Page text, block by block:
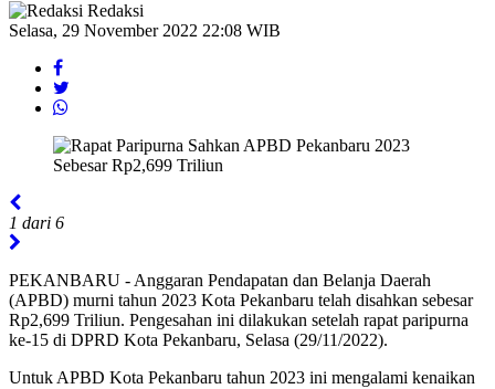
Redaksi
Selasa, 29 November 2022 22:08 WIB
1 dari 6
PEKANBARU - Anggaran Pendapatan dan Belanja Daerah
(APBD) murni tahun 2023 Kota Pekanbaru telah disahkan sebesar
Rp2,699 Triliun. Pengesahan ini dilakukan setelah rapat paripurna
ke-15 di DPRD Kota Pekanbaru, Selasa (29/11/2022).
Untuk APBD Kota Pekanbaru tahun 2023 ini mengalami kenaikan